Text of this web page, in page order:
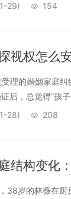
29) 154
视权怎么
理的婚姻家庭纠
后，总觉得“孩
28) 208
结构变化
38岁的林薇在厨